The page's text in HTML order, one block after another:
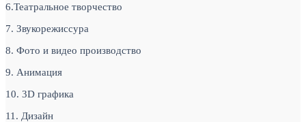
6.Театральное творчество
7. Звукорежиссура
8. Фото и видео производство
9. Анимация
10. 3D графика
11. Дизайн